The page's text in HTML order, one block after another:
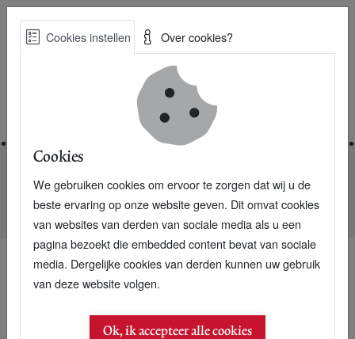
Skip
Best Practices voor een duurzame toekomst
Nieuwsarchief
De 5 basisregels voor Slim Samenwerken
Cookies instellen Over cookies?
Cookies
We gebruiken cookies om ervoor te zorgen dat wij u de
beste ervaring op onze website geven. Dit omvat cookies
van websites van derden van sociale media als u een
pagina bezoekt die embedded content bevat van sociale
media. Dergelijke cookies van derden kunnen uw gebruik
van deze website volgen.
Ok, ik accepteer alle cookies